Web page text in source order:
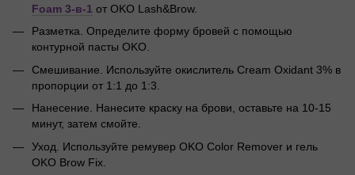
Foam 3-в-1 от OKO Lash&Brow.
Разметка. Определите форму бровей с помощью
контурной пасты OKO.
Смешивание. Используйте окислитель Cream Oxidant 3% в
пропорции от 1:1 до 1:3.
Нанесение. Нанесите краску на брови, оставьте на 10-15
минут, затем смойте.
Уход. Используйте ремувер OKO Color Remover и гель
OKO Brow Fix.